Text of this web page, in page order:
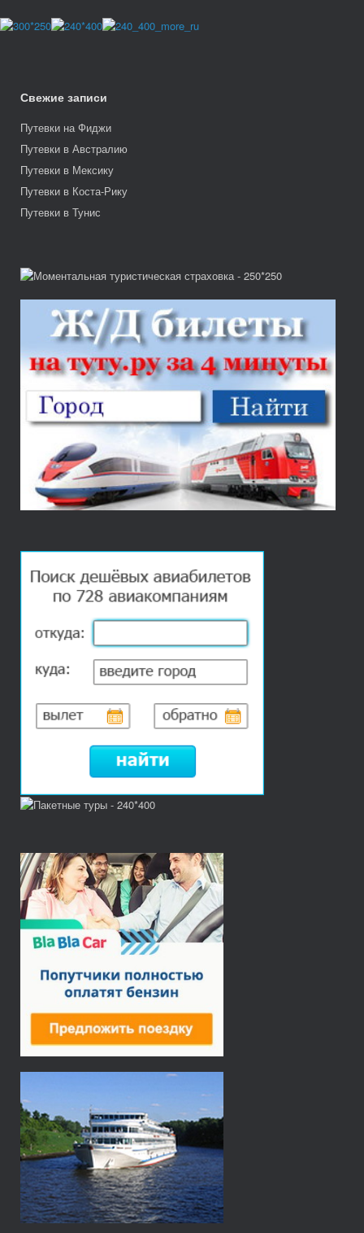
Свежие записи
Путевки на Фиджи
Путевки в Австралию
Путевки в Мексику
Путевки в Коста-Рику
Путевки в Тунис